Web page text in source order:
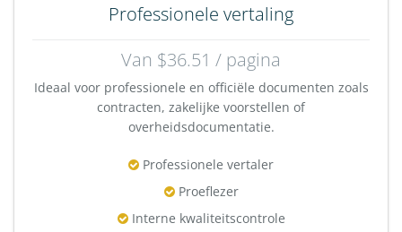
Professionele vertaling
Van $36.51 / pagina
Ideaal voor professionele en officiële documenten zoals
contracten, zakelijke voorstellen of
overheidsdocumentatie.
Professionele vertaler
Proeflezer
Interne kwaliteitscontrole